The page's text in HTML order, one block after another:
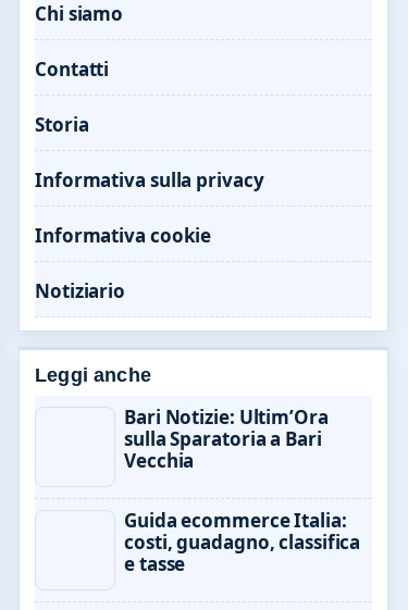
Chi siamo
Contatti
Storia
Informativa sulla privacy
Informativa cookie
Notiziario
Leggi anche
Bari Notizie: Ultim’Ora
sulla Sparatoria a Bari
Vecchia
Guida ecommerce Italia:
costi, guadagno, classifica
e tasse